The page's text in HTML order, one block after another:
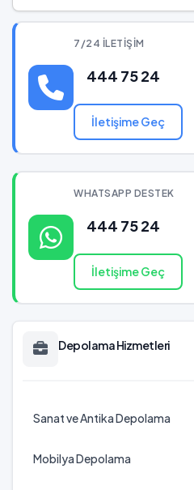
7/24 İLETIŞIM
444 75 24
İletişime Geç
WHATSAPP DESTEK
444 75 24
İletişime Geç
Depolama Hizmetleri
Sanat ve Antika Depolama
Mobilya Depolama